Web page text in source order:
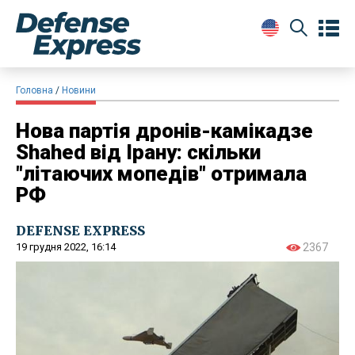
Головна Новини
Нова партія дронів-камікадзе
Shahed від Ірану: скільки
"літаючих мопедів" отримала
РФ
DEFENSE EXPRESS
19 грудня 2022, 16:14 2367